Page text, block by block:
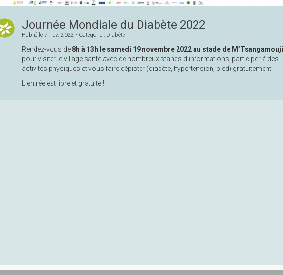
Journée Mondiale du Diabète 2022
Publié le 7 nov. 2022 - Catégorie : Diabète
Rendez-vous de 8h à 13h le samedi 19 novembre 2022 au stade de M’Tsangamouji
pour visiter le village santé avec de nombreux stands d’informations, participer à des
activités physiques et vous faire dépister (diabète, hypertension, pied) gratuitement.
L'entrée est libre et gratuite !